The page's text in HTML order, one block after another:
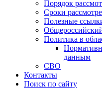
Порядок
Сроки
Полезные
Политика в
данным
СВО
Контакты
Поиск по сайту